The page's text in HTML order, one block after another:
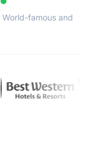
World-famous and